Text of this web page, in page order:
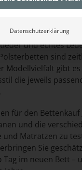
sind der
dafür
und echtes
sind
Modellvielfalt gibt
die jeweils
für den Bettenkauf
und die
und Matratzen zu
Sie
Tag im neuen Bett –
Datenschutzerklärung